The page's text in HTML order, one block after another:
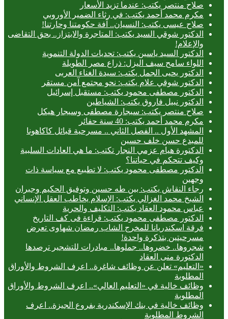
صلاح منتصر يكتب: عندما تزيد الأسعار
مكرم محمد أحمد يكتب: في رثاء الضمير الأوروبي
صلاح عيسى يكتب: النسيان.. آفة حكومتنا وحارتنا!
الدكتور شوقي السيد يكتب: المتاجرة والابتزاز.. بحق التقاضى
والإعلام!
الدكتور السيد ياسين يكتب: تحديات الدولة التنموية
اللواء سامح سيف اليزل: ذراع مصر الطويلة
الدكتور يحيى الجمل يكتب: سيدة الغناء العربى
الدكتور شوقي علام يكتب: نحو مجتمع آمن مستقر
الدكتور مصطفى محمود يكتب: مستقبل إسرائيل
الدكتور نبيل فاروق يكتب: الشياطين
صلاح منتصر يكتب: سيجارة مصطفى وسيجار هيكل
مكرم محمد أحمد يكتب: 40 سنة حفائر
المشهد الأول .. الفصل الثاني .. مسرحية قبائل كاكاهونا
للمبدع حسن خلف حسين
الدكتورة هيام عزمي النجار تكتب: ما هي العادات السلبية
وكيف تتحكم في حياتنا؟
الدكتور مصطفى محمود يكتب: لا تطبيع مع سياسة ذات
وجهين
رجاء النقاش يكتب: بين طه حسين وتوفيق الحكيم وجبران
الشيخ محمد الغزالي يكتب: الإسلام يخاطب العقل الإنساني
عباس محمود العقاد يكتب: التكليف والحرية
الدكتور مصطفى محمود يكتب: قراءة فى كف التاريخ
فرقة اسكندريانا للمخرج الشاب رمضان شهاوى تعرض
مسرحيتين بتذكرة واحدة!
شجروها.. خضروها.. جملوها.. مبادرات للتشجير ترصدها
الدكتورة منى العقاد
«التعليم» تعلن عن وظائف شاغرة.. اعرف الشروط والأوراق
المطلوبة
وظائف خالية في «التعليم العالي».. اعرف الشروط والأوراق
المطلوبة
وظائف خالية في بنك الإسكندرية بفروع الجيزة.. اعرف
الشروط المطلوبة